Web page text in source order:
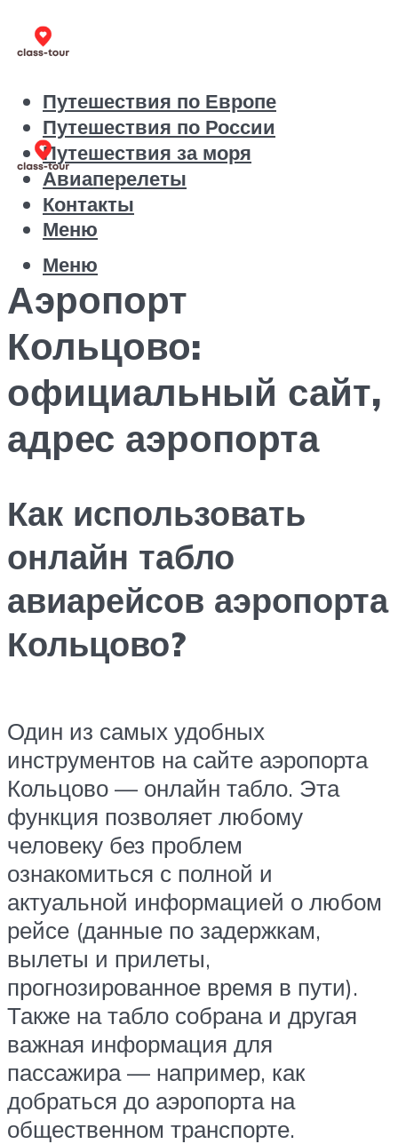
Путешествия по Европе
Путешествия по России
Путешествия за моря
Авиаперелеты
Контакты
Меню
Меню
Аэропорт
Кольцово:
официальный сайт,
адрес аэропорта
Как использовать
онлайн табло
авиарейсов аэропорта
Кольцово?
Один из самых удобных
инструментов на сайте аэропорта
Кольцово — онлайн табло. Эта
функция позволяет любому
человеку без проблем
ознакомиться с полной и
актуальной информацией о любом
рейсе (данные по задержкам,
вылеты и прилеты,
прогнозированное время в пути).
Также на табло собрана и другая
важная информация для
пассажира — например, как
добраться до аэропорта на
общественном транспорте.